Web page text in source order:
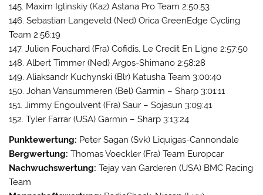
145. Maxim Iglinskiy (Kaz) Astana Pro Team 2:50:53
146. Sebastian Langeveld (Ned) Orica GreenEdge Cycling
Team 2:56:19
147. Julien Fouchard (Fra) Cofidis, Le Credit En Ligne 2:57:50
148. Albert Timmer (Ned) Argos-Shimano 2:58:28
149. Aliaksandr Kuchynski (Blr) Katusha Team 3:00:40
150. Johan Vansummeren (Bel) Garmin – Sharp 3:01:11
151. Jimmy Engoulvent (Fra) Saur – Sojasun 3:09:41
152. Tyler Farrar (USA) Garmin – Sharp 3:13:24
Punktewertung: Peter Sagan (Svk) Liquigas-Cannondale
Bergwertung: Thomas Voeckler (Fra) Team Europcar
Nachwuchswertung: Tejay van Garderen (USA) BMC Racing
Team